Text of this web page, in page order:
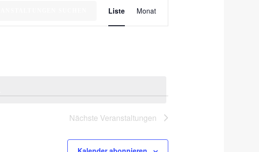
Ansichten-
Navigation
Liste Monat
Nächste Veranstaltungen